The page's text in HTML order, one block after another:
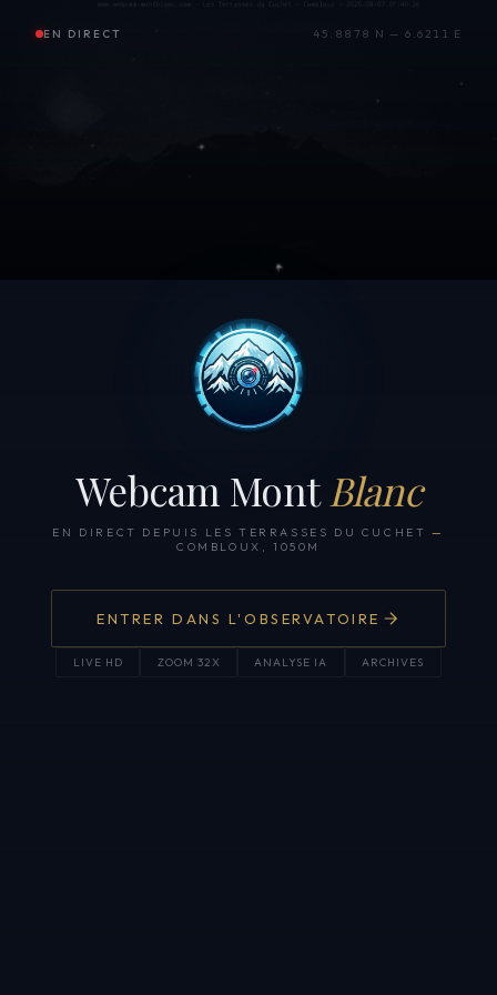
EN DIRECT 45.8878 N — 6.6211 E
Webcam Mont Blanc
EN DIRECT DEPUIS LES TERRASSES DU CUCHET —
COMBLOUX, 1050M
ENTRER DANS L'OBSERVATOIRE
LIVE HD ZOOM 32X ANALYSE IA ARCHIVES